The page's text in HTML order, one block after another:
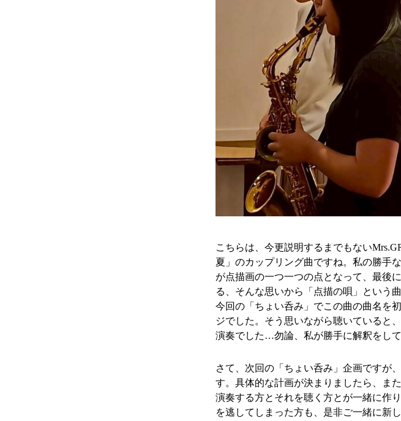
こちらは、今更説明するまでもない
夏」のカップリング曲ですね。私の勝手
が点描画の一つ一つの点となって、最後
る、そんな思いから「点描の唄」という
今回の「ちょい呑み」でこの曲の曲名を
ジでした。そう思いながら聴いていると
演奏でした…勿論、私が勝手に解釈をし
さて、次回の「ちょい呑み」企画ですが
す。具体的な計画が決まりましたら、ま
演奏する方とそれを聴く方とが一緒に作
を逃してしまった方も、是非ご一緒に新